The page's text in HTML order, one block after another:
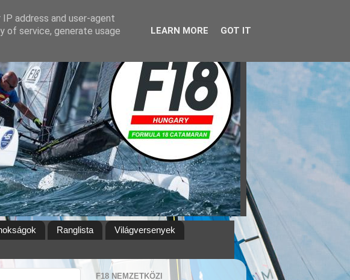
Ranglista
Világversenyek
F18 NEMZETKÖZI
address and user-agent
of service, generate usage
LEARN MORE GOT IT